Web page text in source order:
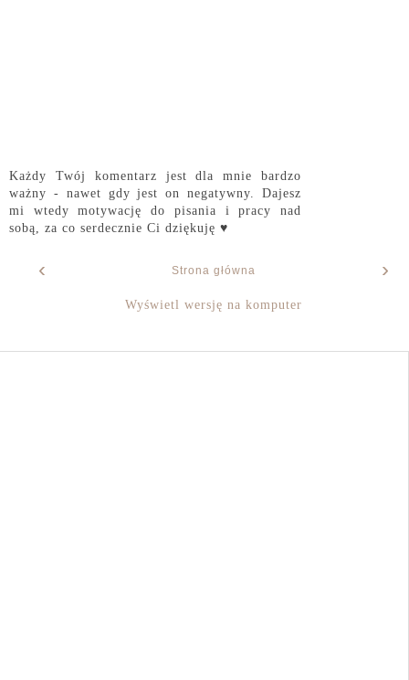
Każdy Twój komentarz jest dla mnie bardzo
ważny - nawet gdy jest on negatywny. Dajesz
mi wtedy motywację do pisania i pracy nad
sobą, za co serdecznie Ci dziękuję ♥
‹ ›
Strona główna
Wyświetl wersję na komputer